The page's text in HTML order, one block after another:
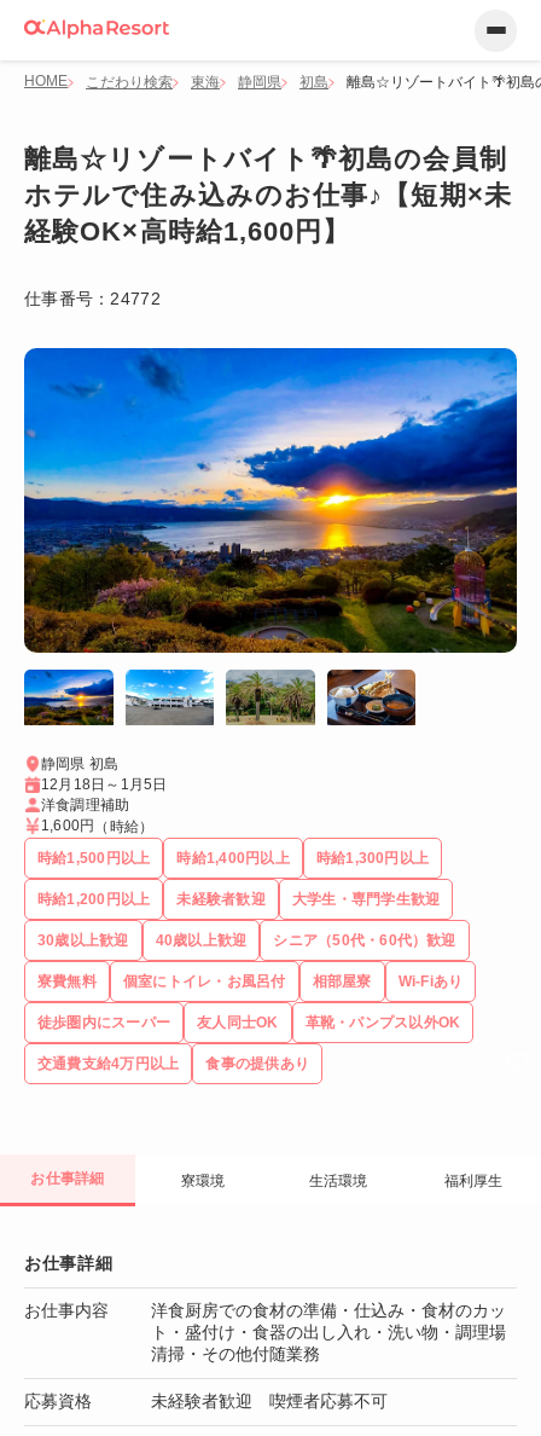
HOME こだわり検索 東海 静岡県 初島 離島☆リゾートバイト🌴初島
離島☆リゾートバイト🌴初島の会員制
ホテルで住み込みのお仕事♪【短期×未
経験OK×高時給1,600円】
仕事番号： 24772
静岡県 初島
12月18日～1月5日
洋食調理補助
1,600円
（時給）
時給1,500円以上
時給1,400円以上 時給1,300円以上
時給1,200円以上 未経験者歓迎 大学生・専門学生歓迎
30歳以上歓迎 40歳以上歓迎 シニア（50代・60代）歓迎
寮費無料 個室にトイレ・お風呂付 相部屋寮 Wi-Fiあり
徒歩圏内にスーパー 友人同士OK 革靴・パンプス以外OK
交通費支給4万円以上 食事の提供あり
お仕事詳細 寮環境 生活環境 福利厚生
お仕事詳細
お仕事内容
洋食厨房での食材の準備・仕込み・食材のカッ
ト・盛付け・食器の出し入れ・洗い物・調理場
清掃・その他付随業務
応募資格 未経験者歓迎 喫煙者応募不可